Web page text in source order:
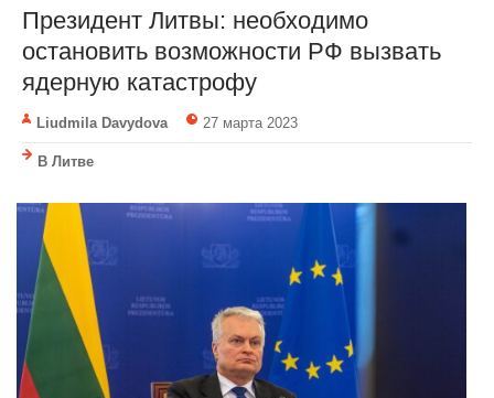
Президент Литвы: необходимо
остановить возможности РФ вызвать
ядерную катастрофу
Liudmila Davydova 27 марта 2023
В Литве